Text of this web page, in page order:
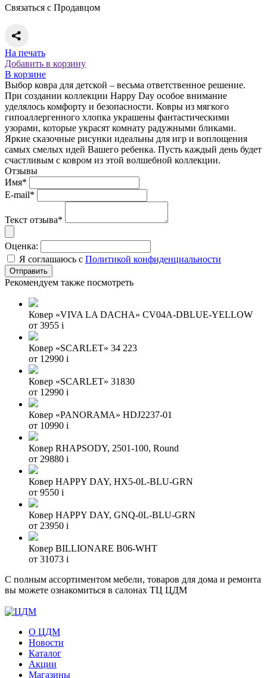
Связаться с Продавцом
На печать
Добавить в корзину
В корзине
Выбор ковра для детской – весьма ответственное решение.
При создании коллекции Happy Day особое внимание
уделялось комфорту и безопасности. Ковры из мягкого
гипоаллергенного хлопка украшены фантастическими
узорами, которые украсят комнату радужными бликами.
Яркие сказочные рисунки идеальны для игр и воплощения
самых смелых идей Вашего ребенка. Пусть каждый день будет
счастливым с ковром из этой волшебной коллекции.
Отзывы
Имя*
E-mail*
Текст отзыва*
Оценка:
Я соглашаюсь с Политикой конфиденциальности
Рекомендуем также посмотреть
Ковер «VIVA LA DACHA» CV04A-DBLUE-YELLOW
от 3955 i
Ковер «SCARLET» 34 223
от 12990 i
Ковер «SCARLET» 31830
от 12990 i
Ковер «PANORAMA» HDJ2237-01
от 10990 i
Ковер RHAPSODY, 2501-100, Round
от 29880 i
Ковер HAPPY DAY, HX5-0L-BLU-GRN
от 9550 i
Ковер HAPPY DAY, GNQ-0L-BLU-GRN
от 23950 i
Ковер BILLIONARE B06-WHT
от 31073 i
С полным ассортиментом мебели, товаров для дома и ремонта
вы можете ознакомиться в салонах ТЦ ЦДМ
О ЦДМ
Новости
Каталог
Акции
Магазины